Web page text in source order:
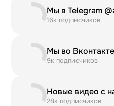
Мы в Telegram
16к подписчиков
Мы во
9к подписчиков
Новые видео с
28к подписчиков